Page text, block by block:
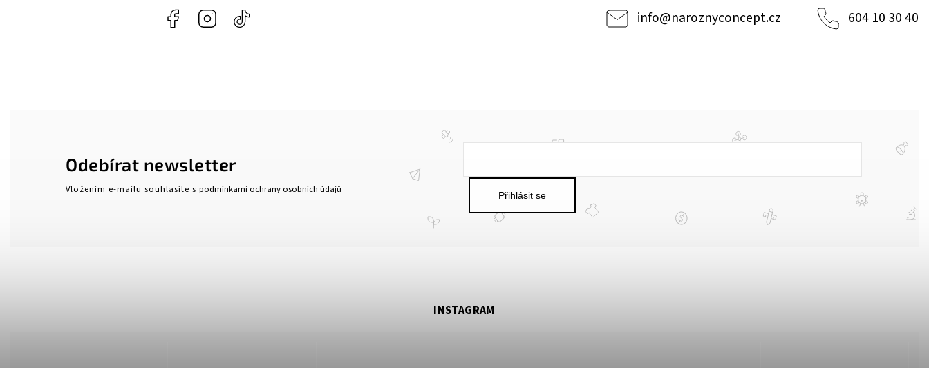
Facebook Instagram info@naroznyconcept.cz 604 10 30 40
Odebírat newsletter
Vložením e-mailu souhlasíte s podmínkami ochrany osobních údajů
Přihlásit se
INSTAGRAM